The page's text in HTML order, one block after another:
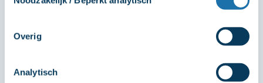
om het online gedrag van gebruikers te volgen, zodat
advertenties persoonlijker kunnen worden gemaakt. Wij
delen deze persoonsgegevens met 2 partners (Google en
zetten. De overige cookies zijn onder andere voor het
Overig
Analytisch
EHBDu
Uitgaansleven, Overige professionals